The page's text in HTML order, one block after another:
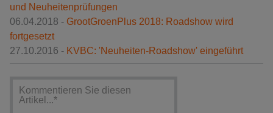
und Neuheitenprüfungen
06.04.2018 - GrootGroenPlus 2018: Roadshow wird
fortgesetzt
27.10.2016 - KVBC: 'Neuheiten-Roadshow' eingeführt